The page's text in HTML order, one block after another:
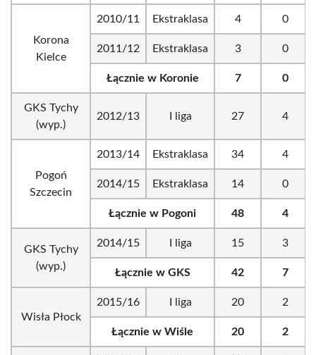
Korona
Kielce
2010/11 Ekstraklasa 4 0
2011/12 Ekstraklasa 3 0
Łącznie w Koronie 7 0
GKS Tychy
(wyp.)
2012/13 I liga 27 4
Pogoń
Szczecin
2013/14 Ekstraklasa 34 4
2014/15 Ekstraklasa 14 0
Łącznie w Pogoni 48 4
GKS Tychy
(wyp.)
2014/15 I liga 15 3
Łącznie w GKS 42 7
Wisła Płock
2015/16 I liga 20 2
Łącznie w Wiśle 20 2